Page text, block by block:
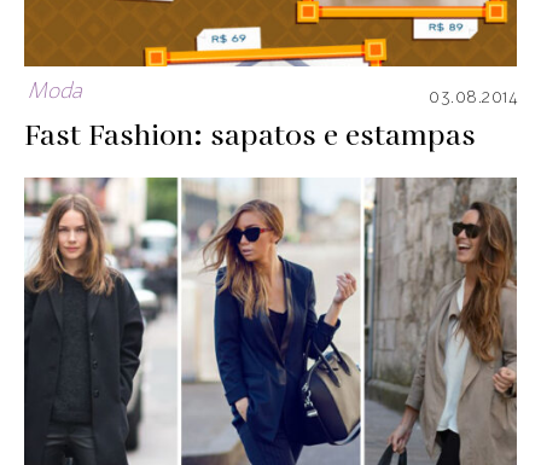
Moda 03.08.2014
Fast Fashion: sapatos e estampas